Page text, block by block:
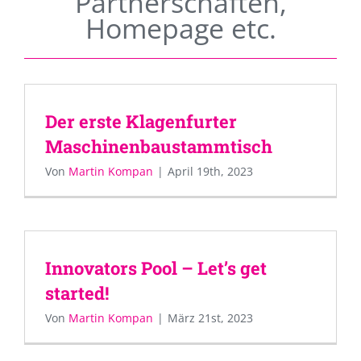
Homepage etc.
Der erste Klagenfurter
Maschinenbaustammtisch
Von Martin Kompan | April 19th, 2023
Innovators Pool – Let’s get
started!
Von Martin Kompan | März 21st, 2023